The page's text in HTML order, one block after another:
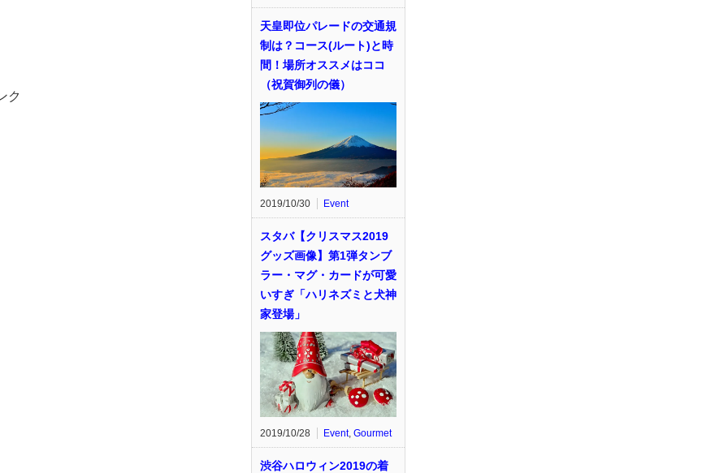
ク
天皇即位パレードの交通規
制は？コース(ルート)と時
間！場所オススメはココ
（祝賀御列の儀）
2019/10/30 Event
スタバ【クリスマス2019
グッズ画像】第1弾タンブ
ラー・マグ・カードが可愛
いすぎ「ハリネズミと犬神
家登場」
2019/10/28 Event, Gourmet
渋谷ハロウィン2019の着